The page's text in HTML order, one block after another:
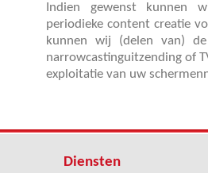
Indien gewenst kunnen
periodieke content creatie
kunnen wij (delen van)
narrowcastinguitzending of
exploitatie van uw
Diensten